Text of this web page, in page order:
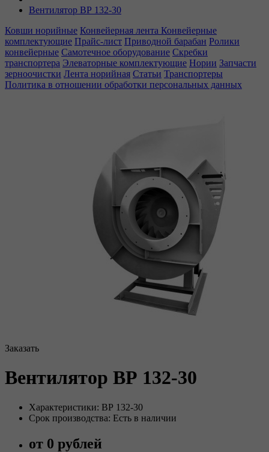
Вентилятор ВР 132-30
Ковши норийные Конвейерная лента Конвейерные
комплектующие Прайс-лист Приводной барабан Ролики
конвейерные Самотечное оборудование Скребки
транспортера Элеваторные комплектующие Нории Запчасти
зерноочистки Лента норийная Статьи Транспортеры
Политика в отношении обработки персональных данных
Заказать
Вентилятор ВР 132-30
Характеристики: ВР 132-30
Срок производства: Есть в наличии
от 0 рублей